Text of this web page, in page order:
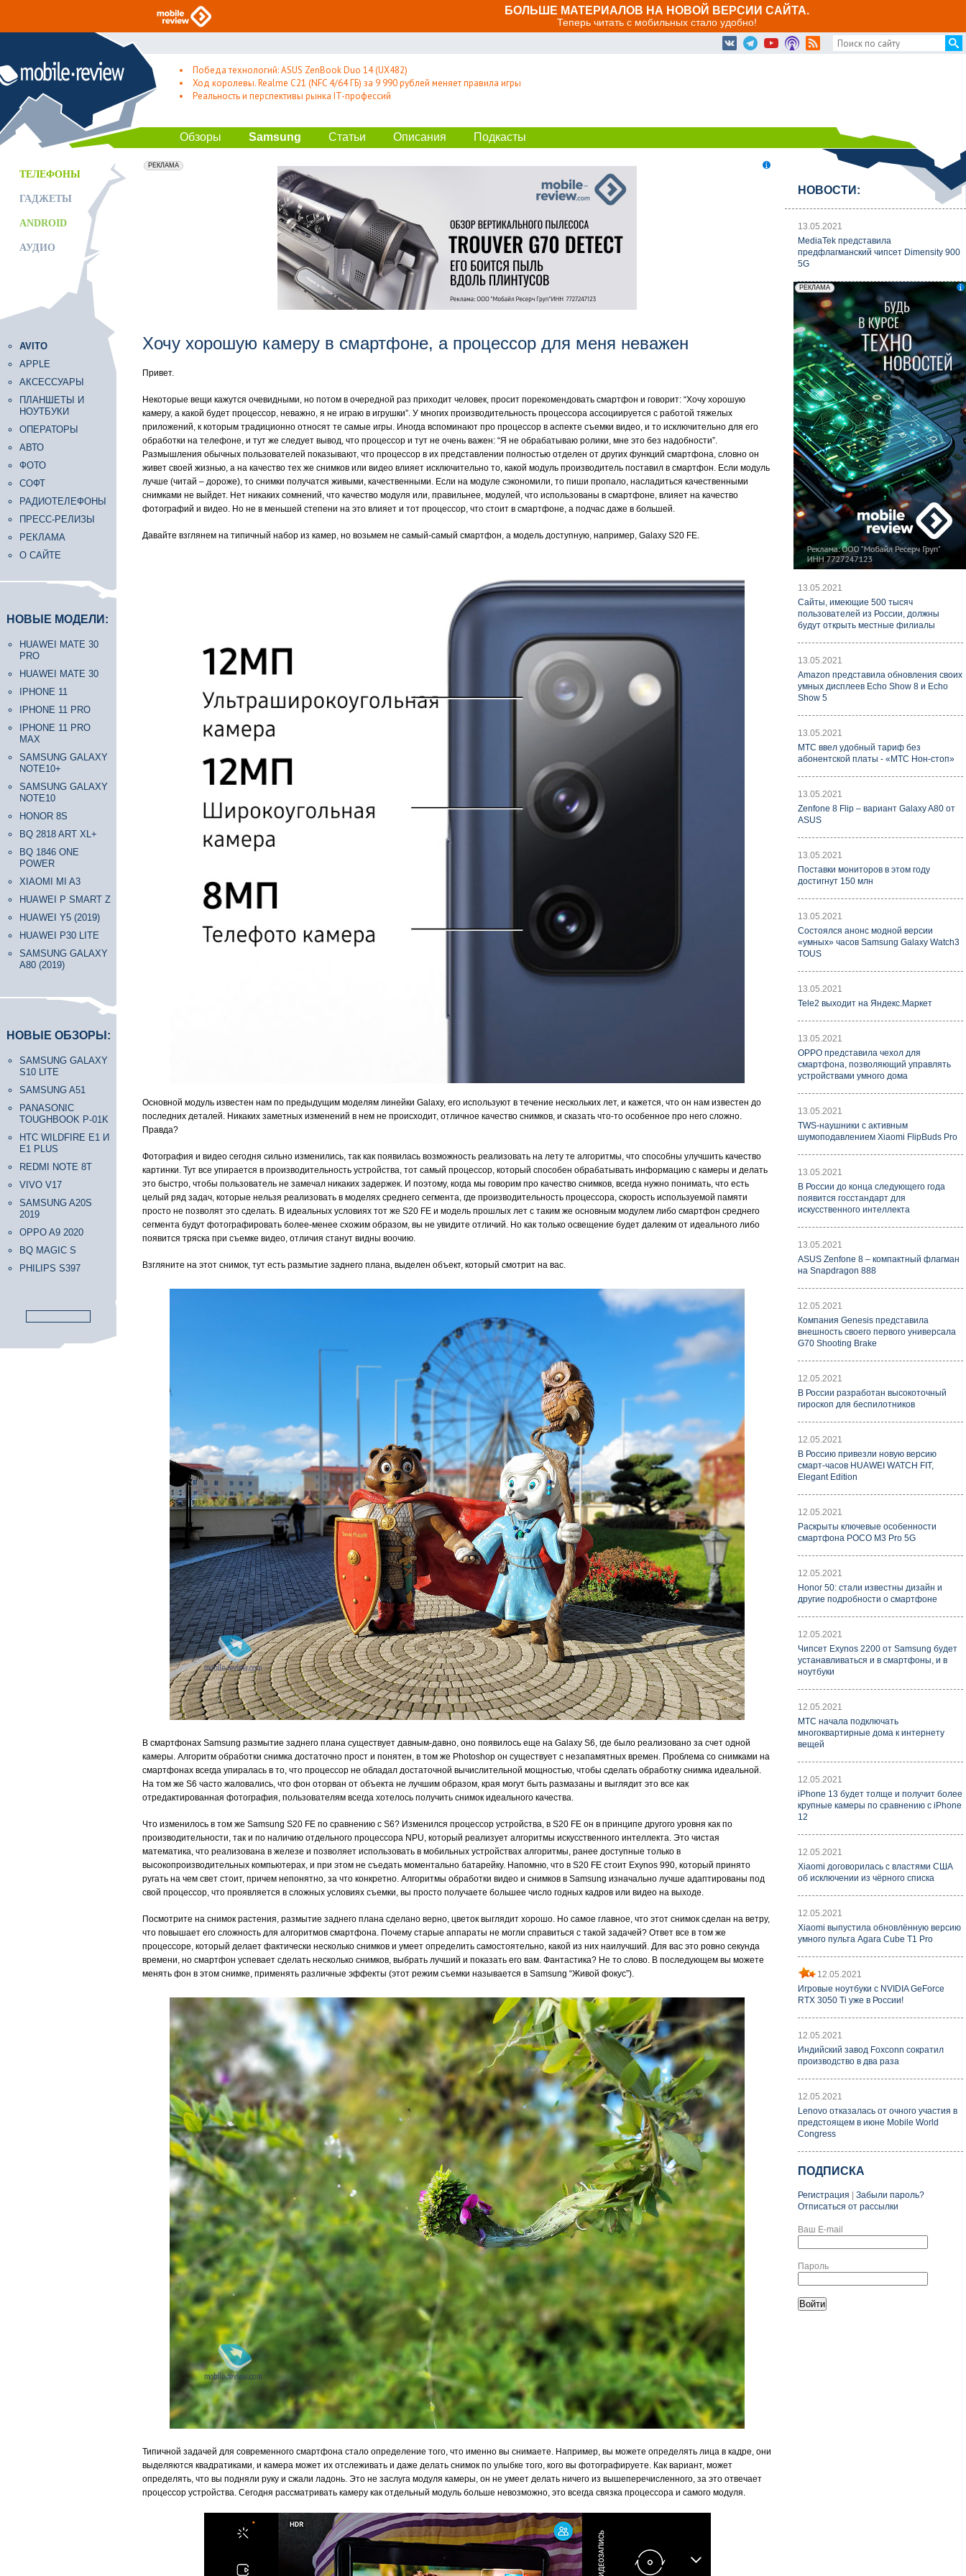
БОЛЬШЕ МАТЕРИАЛОВ НА НОВОЙ ВЕРСИИ САЙТА.
Теперь читать с мобильных стало удобно!
Победа технологий: ASUS ZenBook Duo 14 (UX482)
Ход королевы. Realme C21 (NFC 4/64 ГБ) за 9 990 рублей меняет правила игры
Реальность и перспективы рынка IT-профессий
Обзоры Samsung Статьи Описания Подкасты
ТЕЛЕФОНЫ
ГАДЖЕТЫ
ANDROID
АУДИО
AVITO
APPLE
АКСЕССУАРЫ
ПЛАНШЕТЫ И
НОУТБУКИ
ОПЕРАТОРЫ
АВТО
ФОТО
СОФТ
РАДИОТЕЛЕФОНЫ
ПРЕСС-РЕЛИЗЫ
РЕКЛАМА
О САЙТЕ
НОВЫЕ МОДЕЛИ:
HUAWEI MATE 30
PRO
HUAWEI MATE 30
IPHONE 11
IPHONE 11 PRO
IPHONE 11 PRO
MAX
SAMSUNG GALAXY
NOTE10+
SAMSUNG GALAXY
NOTE10
HONOR 8S
BQ 2818 ART XL+
BQ 1846 ONE
POWER
XIAOMI MI A3
HUAWEI P SMART Z
HUAWEI Y5 (2019)
HUAWEI P30 LITE
SAMSUNG GALAXY
A80 (2019)
НОВЫЕ ОБЗОРЫ:
SAMSUNG GALAXY
S10 LITE
SAMSUNG A51
PANASONIC
TOUGHBOOK P-01K
HTC WILDFIRE E1 И
E1 PLUS
REDMI NOTE 8T
VIVO V17
SAMSUNG A20S
2019
OPPO A9 2020
BQ MAGIC S
PHILIPS S397
erid: 2VfnxxmNzs5
РЕКЛАМА
Хочу хорошую камеру в смартфоне, а процессор для меня неважен
Привет.
Некоторые вещи кажутся очевидными, но потом в очередной раз приходит человек, просит порекомендовать смартфон и говорит: “Хочу хорошую
камеру, а какой будет процессор, неважно, я не играю в игрушки”. У многих производительность процессора ассоциируется с работой тяжелых
приложений, к которым традиционно относят те самые игры. Иногда вспоминают про процессор в аспекте съемки видео, и то исключительно для его
обработки на телефоне, и тут же следует вывод, что процессор и тут не очень важен: “Я не обрабатываю ролики, мне это без надобности”.
Размышления обычных пользователей показывают, что процессор в их представлении полностью отделен от других функций смартфона, словно он
живет своей жизнью, а на качество тех же снимков или видео влияет исключительно то, какой модуль производитель поставил в смартфон. Если модуль
лучше (читай – дороже), то снимки получатся живыми, качественными. Если на модуле сэкономили, то пиши пропало, насладиться качественными
снимками не выйдет. Нет никаких сомнений, что качество модуля или, правильнее, модулей, что использованы в смартфоне, влияет на качество
фотографий и видео. Но не в меньшей степени на это влияет и тот процессор, что стоит в смартфоне, а подчас даже в большей.
Давайте взглянем на типичный набор из камер, но возьмем не самый-самый смартфон, а модель доступную, например, Galaxy S20 FE.
Основной модуль известен нам по предыдущим моделям линейки Galaxy, его используют в течение нескольких лет, и кажется, что он нам известен до
последних деталей. Никаких заметных изменений в нем не происходит, отличное качество снимков, и сказать что-то особенное про него сложно.
Правда?
Фотография и видео сегодня сильно изменились, так как появилась возможность реализовать на лету те алгоритмы, что способны улучшить качество
картинки. Тут все упирается в производительность устройства, тот самый процессор, который способен обрабатывать информацию с камеры и делать
это быстро, чтобы пользователь не замечал никаких задержек. И поэтому, когда мы говорим про качество снимков, всегда нужно понимать, что есть
целый ряд задач, которые нельзя реализовать в моделях среднего сегмента, где производительность процессора, скорость используемой памяти
просто не позволят это сделать. В идеальных условиях тот же S20 FE и модель прошлых лет с таким же основным модулем либо смартфон среднего
сегмента будут фотографировать более-менее схожим образом, вы не увидите отличий. Но как только освещение будет далеким от идеального либо
появится тряска при съемке видео, отличия станут видны воочию.
Взгляните на этот снимок, тут есть размытие заднего плана, выделен объект, который смотрит на вас.
В смартфонах Samsung размытие заднего плана существует давным-давно, оно появилось еще на Galaxy S6, где было реализовано за счет одной
камеры. Алгоритм обработки снимка достаточно прост и понятен, в том же Photoshop он существует с незапамятных времен. Проблема со снимками на
смартфонах всегда упиралась в то, что процессор не обладал достаточной вычислительной мощностью, чтобы сделать обработку снимка идеальной.
На том же S6 часто жаловались, что фон оторван от объекта не лучшим образом, края могут быть размазаны и выглядит это все как
отредактированная фотография, пользователям всегда хотелось получить снимок идеального качества.
Что изменилось в том же Samsung S20 FE по сравнению с S6? Изменился процессор устройства, в S20 FE он в принципе другого уровня как по
производительности, так и по наличию отдельного процессора NPU, который реализует алгоритмы искусственного интеллекта. Это чистая
математика, что реализована в железе и позволяет использовать в мобильных устройствах алгоритмы, ранее доступные только в
высокопроизводительных компьютерах, и при этом не съедать моментально батарейку. Напомню, что в S20 FE стоит Exynos 990, который принято
ругать на чем свет стоит, причем непонятно, за что конкретно. Алгоритмы обработки видео и снимков в Samsung изначально лучше адаптированы под
свой процессор, что проявляется в сложных условиях съемки, вы просто получаете большее число годных кадров или видео на выходе.
Посмотрите на снимок растения, размытие заднего плана сделано верно, цветок выглядит хорошо. Но самое главное, что этот снимок сделан на ветру,
что повышает его сложность для алгоритмов смартфона. Почему старые аппараты не могли справиться с такой задачей? Ответ все в том же
процессоре, который делает фактически несколько снимков и умеет определить самостоятельно, какой из них наилучший. Для вас это ровно секунда
времени, но смартфон успевает сделать несколько снимков, выбрать лучший и показать его вам. Фантастика? Не то слово. В последующем вы можете
менять фон в этом снимке, применять различные эффекты (этот режим съемки называется в Samsung “Живой фокус”).
Типичной задачей для современного смартфона стало определение того, что именно вы снимаете. Например, вы можете определять лица в кадре, они
выделяются квадратиками, и камера может их отслеживать и даже делать снимок по улыбке того, кого вы фотографируете. Как вариант, может
определять, что вы подняли руку и сжали ладонь. Это не заслуга модуля камеры, он не умеет делать ничего из вышеперечисленного, за это отвечает
процессор устройства. Сегодня рассматривать камеру как отдельный модуль больше невозможно, это всегда связка процессора и самого модуля.
НОВОСТИ:
13.05.2021
MediaTek представила
предфлагманский чипсет Dimensity 900
5G
13.05.2021
Cайты, имеющие 500 тысяч
пользователей из России, должны
будут открыть местные филиалы
13.05.2021
Amazon представила обновления своих
умных дисплеев Echo Show 8 и Echo
Show 5
13.05.2021
МТС ввел удобный тариф без
абонентской платы - «МТС Нон-стоп»
13.05.2021
Zenfone 8 Flip – вариант Galaxy A80 от
ASUS
13.05.2021
Поставки мониторов в этом году
достигнут 150 млн
13.05.2021
Состоялся анонс модной версии
«умных» часов Samsung Galaxy Watch3
TOUS
13.05.2021
Tele2 выходит на Яндекс.Маркет
13.05.2021
OPPO представила чехол для
смартфона, позволяющий управлять
устройствами умного дома
13.05.2021
TWS-наушники с активным
шумоподавлением Xiaomi FlipBuds Pro
13.05.2021
В России до конца следующего года
появится госстандарт для
искусственного интеллекта
13.05.2021
ASUS Zenfone 8 – компактный флагман
на Snapdragon 888
12.05.2021
Компания Genesis представила
внешность своего первого универсала
G70 Shooting Brake
12.05.2021
В России разработан высокоточный
гироскоп для беспилотников
12.05.2021
В Россию привезли новую версию
смарт-часов HUAWEI WATCH FIT,
Elegant Edition
12.05.2021
Раскрыты ключевые особенности
смартфона POCO M3 Pro 5G
12.05.2021
Honor 50: стали известны дизайн и
другие подробности о смартфоне
12.05.2021
Чипсет Exynos 2200 от Samsung будет
устанавливаться и в смартфоны, и в
ноутбуки
12.05.2021
МТС начала подключать
многоквартирные дома к интернету
вещей
12.05.2021
iPhone 13 будет толще и получит более
крупные камеры по сравнению с iPhone
12
12.05.2021
Xiaomi договорилась с властями США
об исключении из чёрного списка
12.05.2021
Xiaomi выпустила обновлённую версию
умного пульта Agara Cube T1 Pro
12.05.2021
Игровые ноутбуки с NVIDIA GeForce
RTX 3050 Ti уже в России!
12.05.2021
Индийский завод Foxconn сократил
производство в два раза
12.05.2021
Lenovo отказалась от очного участия в
предстоящем в июне Mobile World
Congress
ПОДПИСКА
Регистрация
Забыли пароль?
Отписаться от рассылки
Ваш E-mail
Пароль